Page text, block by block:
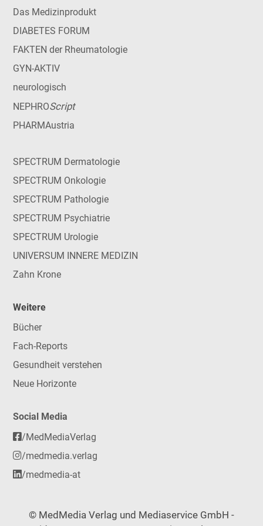
Das Medizinprodukt
DIABETES FORUM
FAKTEN der Rheumatologie
GYN-AKTIV
neurologisch
NEPHROScript
PHARMAustria
SPECTRUM Dermatologie
SPECTRUM Onkologie
SPECTRUM Pathologie
SPECTRUM Psychiatrie
SPECTRUM Urologie
UNIVERSUM INNERE MEDIZIN
Zahn Krone
Weitere
Bücher
Fach-Reports
Gesundheit verstehen
Neue Horizonte
Social Media
/MedMediaVerlag
/medmedia.verlag
/medmedia-at
© MedMedia Verlag und Mediaservice GmbH -